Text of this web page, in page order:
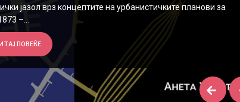
јазол врз концептите на урбанистичките планови за
–...
ПОВЕЌЕ